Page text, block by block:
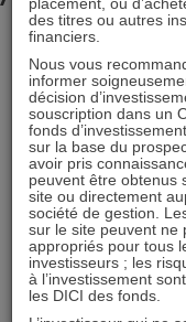
Retrouvez
Patrimonia
BNP
Bourse
Décote
Daniel
Mercialys :
BFM
La Value
de
des titres ou autres
financiers.
Nous vous
informer
décision
souscription dans un
fonds
sur la base du
avoir pris
peuvent être obtenus
site ou directement
société de gestion.
sur le site peuvent ne
appropriés pour tous
investisseurs ; les
à l’investissement
les DICI des fonds.